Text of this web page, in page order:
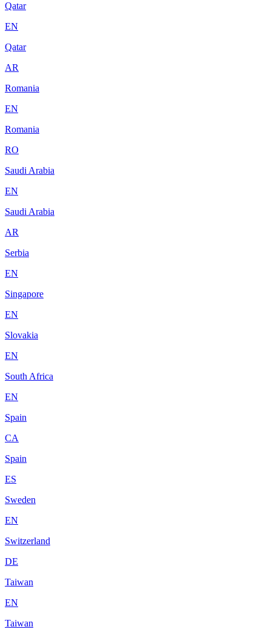
Qatar
EN
Qatar
AR
Romania
EN
Romania
RO
Saudi Arabia
EN
Saudi Arabia
AR
Serbia
EN
Singapore
EN
Slovakia
EN
South Africa
EN
Spain
CA
Spain
ES
Sweden
EN
Switzerland
DE
Taiwan
EN
Taiwan